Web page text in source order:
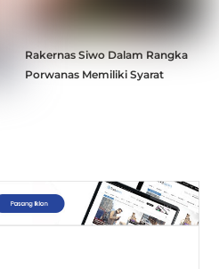
Rakernas Siwo Dalam Rangka
Porwanas Memiliki Syarat